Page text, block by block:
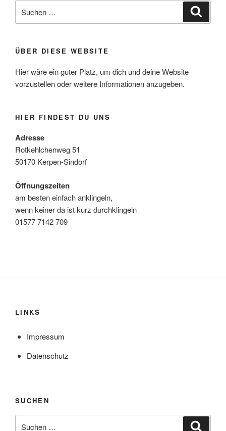
nach:
ÜBER DIESE WEBSITE
Hier wäre ein guter Platz, um dich und deine Website
vorzustellen oder weitere Informationen anzugeben.
HIER FINDEST DU UNS
Adresse
Rotkehlchenweg 51
50170 Kerpen-Sindorf
Öffnungszeiten
am besten einfach anklingeln,
wenn keiner da ist kurz durchklingeln
01577 7142 709
LINKS
Impressum
Datenschutz
SUCHEN